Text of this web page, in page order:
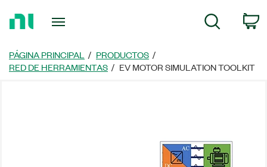
página
principal
Búsqueda
PÁGINA PRINCIPAL
PRODUCTOS
RED DE HERRAMIENTAS
EV MOTOR SIMULATION TOOLKIT